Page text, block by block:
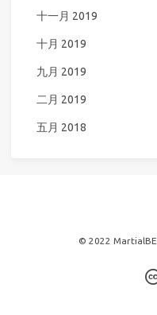
十一月 2019
十月 2019
九月 2019
二月 2019
五月 2018
© 2022 MartialBE